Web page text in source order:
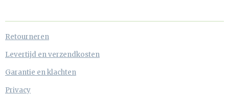
Retourneren
Levertijd en verzendkosten
Garantie en klachten
Privacy